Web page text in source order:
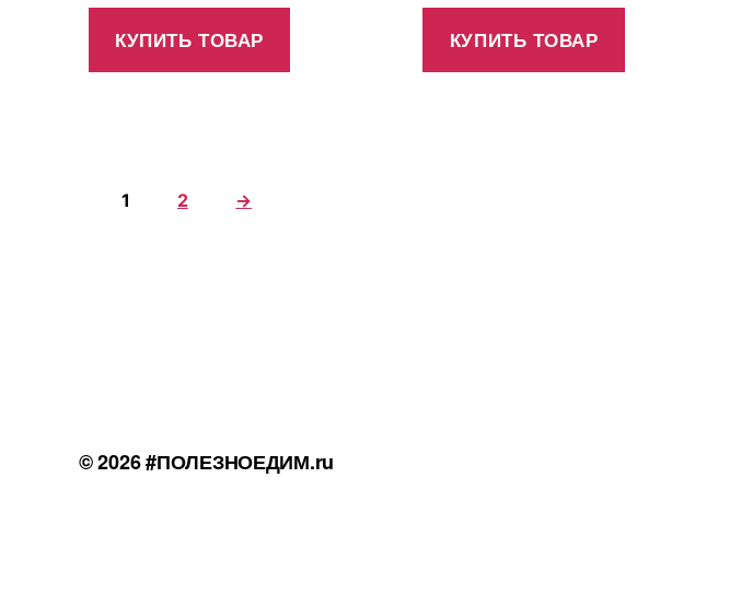
КУПИТЬ ТОВАР КУПИТЬ ТОВАР
1 2 →
© 2026#ПОЛЕЗНОЕДИМ.ru